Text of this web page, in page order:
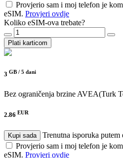
Provjerio sam i moj telefon je
eSIM. Provjeri ovdje
Koliko eSIM-ova trebate?
Plati karticom
3 GB / 5 dani
Bez ograničenja brzine AVEA(Turk
2.86 EUR
Kupi sada
Trenutna isporuka putem
Provjerio sam i moj telefon je
eSIM. Provjeri ovdje